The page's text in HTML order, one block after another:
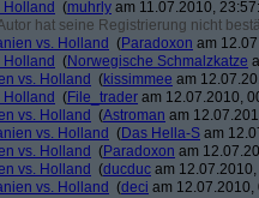
Holland (muhrly am 11.07.2010,
hat seine Registrierung nicht
vs. Holland (Paradoxon am
Holland (Norwegische Schmalzkatze
vs. Holland (kissimmee am
Holland (File_trader am 12.07.2010,
vs. Holland (Astroman am
vs. Holland (Das Hella-S am
vs. Holland (Paradoxon am
vs. Holland (ducduc am
vs. Holland (deci am 12.07.2010,